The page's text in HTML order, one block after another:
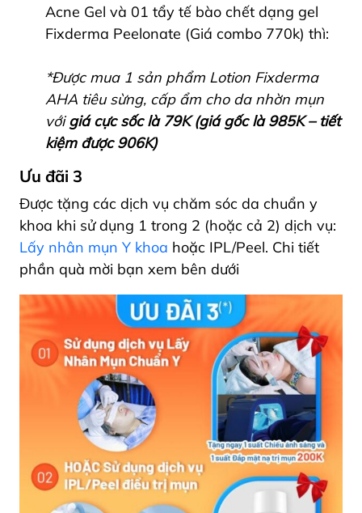
Acne Gel và 01 tẩy tế bào chết dạng gel
Fixderma Peelonate (Giá combo 770k) thì:
*Được mua 1 sản phẩm Lotion Fixderma
AHA tiêu sừng, cấp ẩm cho da nhờn mụn
vớigiá cực sốc là 79K (giá gốc là 985K – tiết
kiệm được 906K)
Ưu đãi 3
Được tặng các dịch vụ chăm sóc da chuẩn y
khoa khi sử dụng 1 trong 2 (hoặc cả 2) dịch vụ:
Lấy nhân mụn Y khoa hoặc IPL/Peel. Chi tiết
phần quà mời bạn xem bên dưới